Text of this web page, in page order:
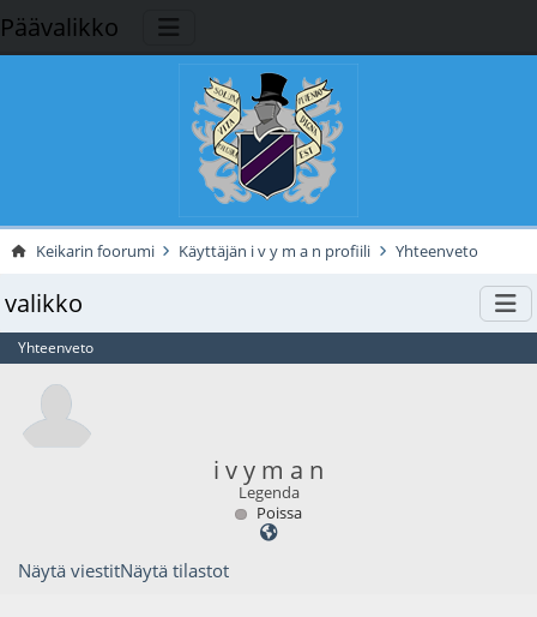
Päävalikko
Keikarin foorumi Käyttäjän i v y m a n profiili Yhteenveto
valikko
Yhteenveto
i v y m a n
Legenda
Poissa
Näytä viestitNäytä tilastot